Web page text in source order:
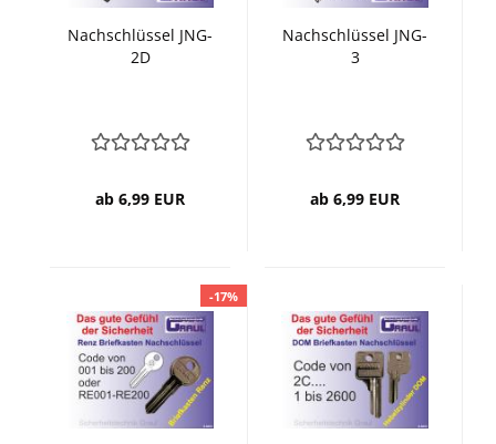
Nachschlüssel JNG-
2D
ab 6,99 EUR
Nachschlüssel JNG-
3
ab 6,99 EUR
-17%